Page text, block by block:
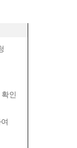
인